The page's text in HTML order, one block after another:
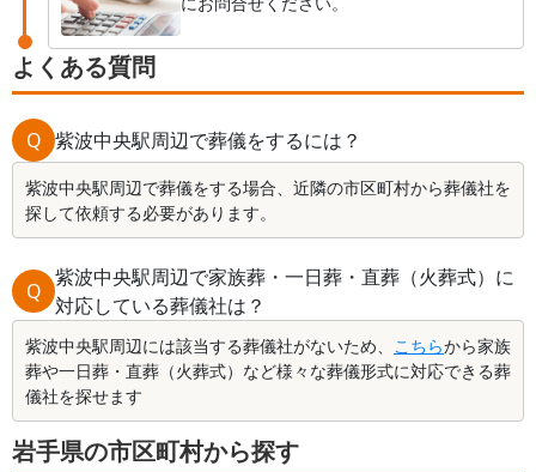
よくある質問
Q 紫波中央駅周辺で葬儀をするには？
紫波中央駅周辺で葬儀をする場合、近隣の市区町村から葬儀社を
探して依頼する必要があります。
Q
紫波中央駅周辺で家族葬・一日葬・直葬（火葬式）に
対応している葬儀社は？
紫波中央駅周辺には該当する葬儀社がないため、 こちらから家族
葬や一日葬・直葬（火葬式）など様々な葬儀形式に対応できる葬
儀社を探せます
岩手県の市区町村から探す